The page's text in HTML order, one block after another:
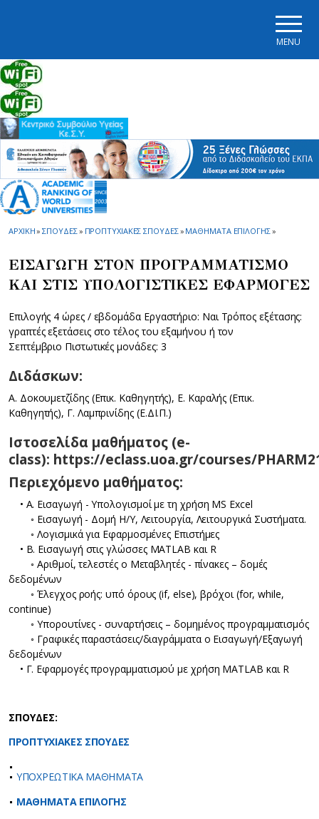
MENU
ΑΡΧΙΚΗ» ΣΠΟΥΔΕΣ» ΠΡΟΠΤΥΧΙΑΚΕΣ ΣΠΟΥΔΕΣ» ΜΑΘΗΜΑΤΑ ΕΠΙΛΟΓΗΣ»
ΕΙΣΑΓΩΓΗ ΣΤΟΝ ΠΡΟΓΡΑΜΜΑΤΙΣΜΟ
ΚΑΙ ΣΤΙΣ ΥΠΟΛΟΓΙΣΤΙΚΕΣ ΕΦΑΡΜΟΓΕΣ
Επιλογής 4 ώρες / εβδομάδα Εργαστήριο: Ναι Τρόπος εξέτασης:
γραπτές εξετάσεις στο τέλος του εξαμήνου ή τον
Σεπτέμβριο Πιστωτικές μονάδες: 3
Διδάσκων:
Α. Δοκουμετζίδης (Επικ. Καθηγητής), Ε. Καραλής (Επικ.
Καθηγητής), Γ. Λαμπρινίδης (Ε.ΔΙ.Π.)
Iστοσελίδα μαθήματος (e-
class): https://eclass.uoa.gr/courses/
Περιεχόμενο μαθήματος:
• A. Εισαγωγή - Υπολογισμοί με τη χρήση MS Excel
◦ Εισαγωγή - Δομή Η/Υ, Λειτουργία, Λειτουργικά Συστήματα.
◦ Λογισμικά για Εφαρμοσμένες Επιστήμες
• Β. Εισαγωγή στις γλώσσες MATLAB και R
◦ Αριθμοί, τελεστές o Μεταβλητές - πίνακες – δομές
δεδομένων
◦ Έλεγχος ροής: υπό όρους (if, else), βρόχοι (for, while,
continue)
◦ Υπορουτίνες - συναρτήσεις – δομημένος προγραμματισμός
◦ Γραφικές παραστάσεις/διαγράμματα o Εισαγωγή/Εξαγωγή
δεδομένων
• Γ. Εφαρμογές προγραμματισμού με χρήση MATLAB και R
ΣΠΟΥΔΕΣ:
ΠΡΟΠΤΥΧΙΑΚΕΣ ΣΠΟΥΔΕΣ
ΥΠΟΧΡΕΩΤΙΚΑ ΜΑΘΗΜΑΤΑ
ΜΑΘΗΜΑΤΑ ΕΠΙΛΟΓΗΣ